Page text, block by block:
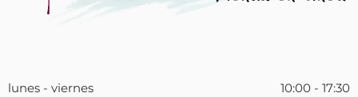
lunes - viernes
10:00 - 17:30